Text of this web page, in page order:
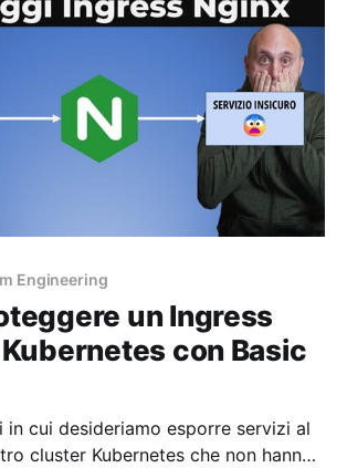
Engineering
un Ingress
con Basic
in cui desideriamo esporre servizi al
cluster Kubernetes che non hanno